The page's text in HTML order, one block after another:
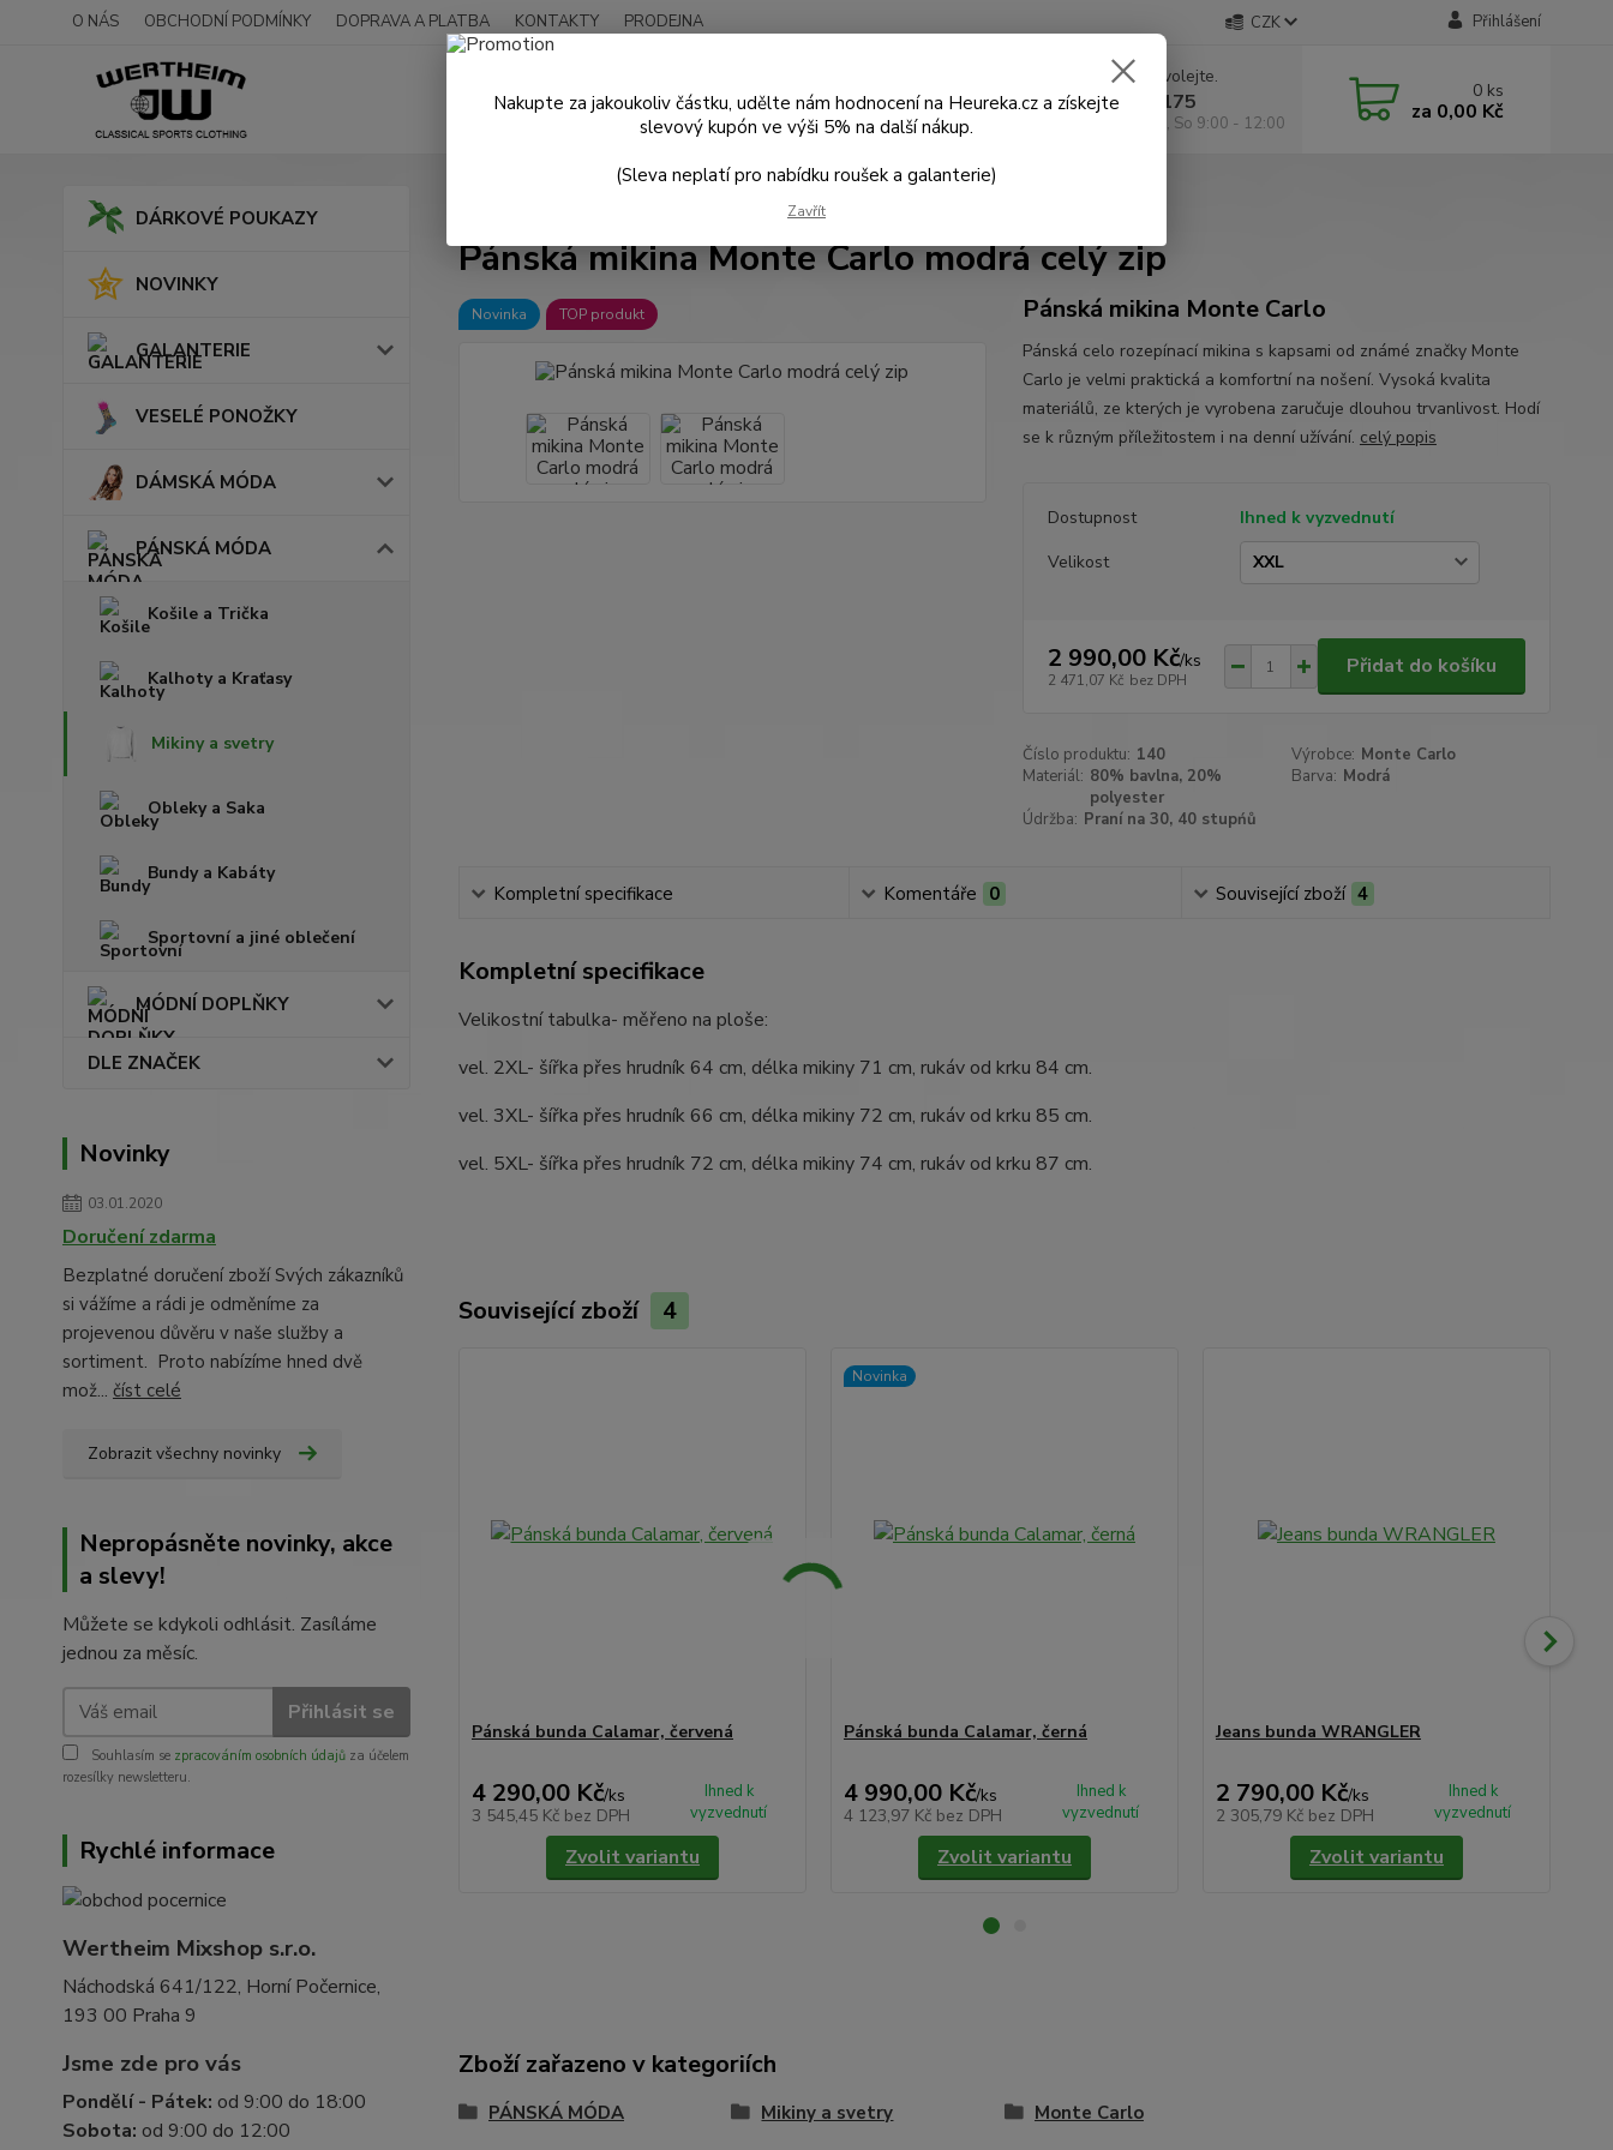
O NÁS OBCHODNÍ PODMÍNKY DOPRAVA A PLATBA KONTAKTY PRODEJNA CZK Přihlášení
Hledat
Nevíte si rady? Zavolejte.
+420 602 295 175
Po - Pá 9:00 -18:00, So 9:00 - 12:00
0 ks
za 0,00 Kč
DÁRKOVÉ POUKAZY
NOVINKY
GALANTERIE
VESELÉ PONOŽKY
DÁMSKÁ MÓDA
PÁNSKÁ MÓDA
Košile a Trička
Kalhoty a Kraťasy
Mikiny a svetry
Obleky a Saka
Bundy a Kabáty
Sportovní a jiné oblečení
MÓDNÍ DOPLŇKY
DLE ZNAČEK
Novinky
03.01.2020
Doručení zdarma
Bezplatné doručení zboží Svých zákazníků
si vážíme a rádi je odměníme za
projevenou důvěru v naše služby a
sortiment. Proto nabízíme hned dvě
mož... číst celé
Zobrazit všechny novinky
Nepropásněte novinky, akce
a slevy!
Můžete se kdykoli odhlásit. Zasíláme
jednou za měsíc.
Přihlásit se
Souhlasím se zpracováním osobních údajů za účelem
rozesílky newsletteru.
Rychlé informace
Wertheim Mixshop s.r.o.
Náchodská 641/122, Horní Počernice,
193 00 Praha 9
Jsme zde pro vás
Pondělí - Pátek: od 9:00 do 18:00
Sobota: od 9:00 do 12:00
Pánská mikina Monte Carlo modrá celý zip
Novinka TOP produkt Pánská mikina Monte Carlo
Pánská celo rozepínací mikina s kapsami od známé značky Monte
Carlo je velmi praktická a komfortní na nošení. Vysoká kvalita
materiálů, ze kterých je vyrobena zaručuje dlouhou trvanlivost. Hodí
se k různým příležitostem i na denní užívání. celý popis
Dostupnost
Ihned k vyzvednutí
Velikost
2 990,00 Kč/ks
2 471,07 Kč bez DPH
Přidat do košíku
Číslo produktu: 140 Výrobce: Monte Carlo
Materiál: 80% bavlna, 20%
polyester
Barva: Modrá
Údržba: Praní na 30, 40 stupńů
Kompletní specifikace Komentáře 0 Související zboží 4
Kompletní specifikace
Velikostní tabulka- měřeno na ploše:
vel. 2XL- šířka přes hrudník 64 cm, délka mikiny 71 cm, rukáv od krku 84 cm.
vel. 3XL- šířka přes hrudník 66 cm, délka mikiny 72 cm, rukáv od krku 85 cm.
vel. 5XL- šířka přes hrudník 72 cm, délka mikiny 74 cm, rukáv od krku 87 cm.
Související zboží 4
Pánská bunda Calamar, červená
4 290,00 Kč/ks
3 545,45 Kč bez DPH
Ihned k
vyzvednutí
Zvolit variantu
Novinka
Pánská bunda Calamar, černá
4 990,00 Kč/ks
4 123,97 Kč bez DPH
Ihned k
vyzvednutí
Zvolit variantu
Jeans bunda WRANGLER
2 790,00 Kč/ks
2 305,79 Kč bez DPH
Ihned k
vyzvednutí
Zvolit variantu
Zboží zařazeno v kategoriích
PÁNSKÁ MÓDA Mikiny a svetry Monte Carlo
Nakupte za jakoukoliv částku, udělte nám hodnocení na Heureka.cz a získejte
slevový kupón ve výši 5% na další nákup.
(Sleva neplatí pro nabídku roušek a galanterie)
Zavřít